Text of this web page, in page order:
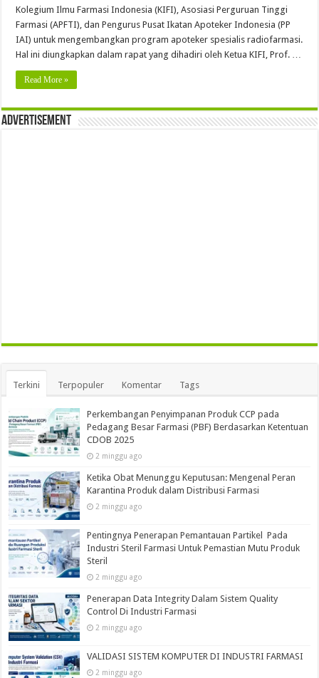
Kolegium Ilmu Farmasi Indonesia (KIFI), Asosiasi Perguruan Tinggi
Farmasi (APFTI), dan Pengurus Pusat Ikatan Apoteker Indonesia (PP
IAI) untuk mengembangkan program apoteker spesialis radiofarmasi.
Hal ini diungkapkan dalam rapat yang dihadiri oleh Ketua KIFI, Prof. …
Read More »
Advertisement
Terkini Terpopuler Komentar Tags
Perkembangan Penyimpanan Produk CCP pada
Pedagang Besar Farmasi (PBF) Berdasarkan Ketentuan
CDOB 2025
2 minggu ago
Ketika Obat Menunggu Keputusan: Mengenal Peran
Karantina Produk dalam Distribusi Farmasi
2 minggu ago
Pentingnya Penerapan Pemantauan Partikel Pada
Industri Steril Farmasi Untuk Pemastian Mutu Produk
Steril
2 minggu ago
Penerapan Data Integrity Dalam Sistem Quality
Control Di Industri Farmasi
2 minggu ago
VALIDASI SISTEM KOMPUTER DI INDUSTRI FARMASI
2 minggu ago